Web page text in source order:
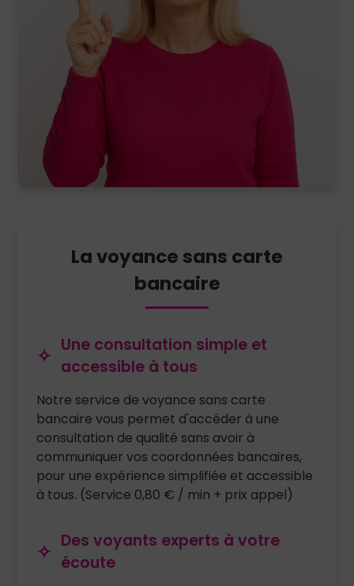
La voyance sans carte
bancaire
Une consultation simple et
accessible à tous
Notre service de voyance sans carte
bancaire vous permet d'accéder à une
consultation de qualité sans avoir à
communiquer vos coordonnées bancaires,
pour une expérience simplifiée et accessible
à tous. (Service 0,80 € / min + prix appel)
Des voyants experts à votre
écoute